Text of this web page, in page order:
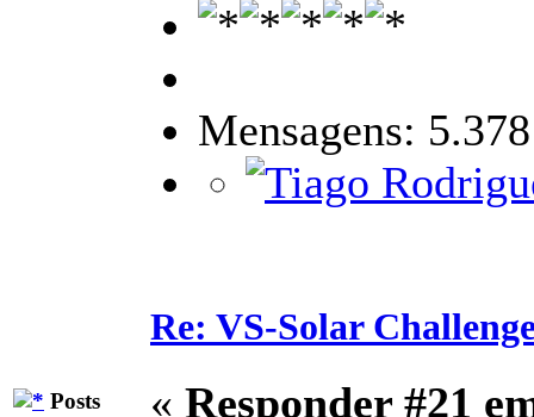
Posts
Mensagens: 5.378
Re: VS-Solar
« Responder #21